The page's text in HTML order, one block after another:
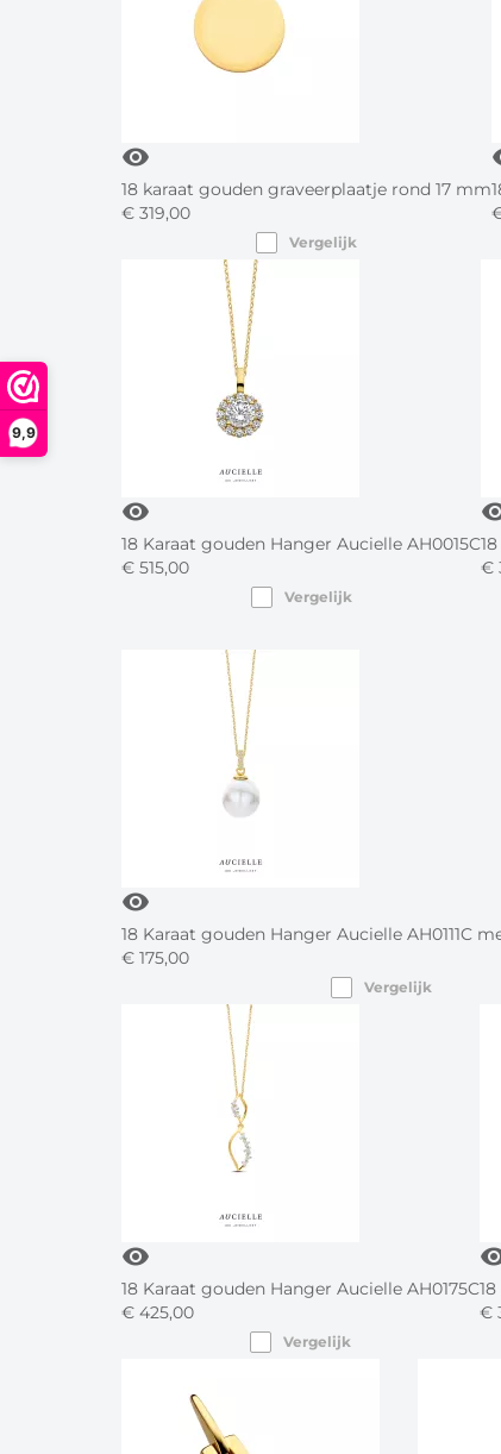
9,9
visibility
18 karaat gouden graveerplaatje rond 17 mm
€ 319,00
Vergelijk
visibility
18 Karaat gouden Hanger Aucielle AH0015C
€ 515,00
Vergelijk
€
visibility
18 Karaat gouden Hanger Aucielle AH0111C
€ 175,00
Vergelijk
visibility
18 Karaat gouden Hanger Aucielle AH0175C
€ 425,00
Vergelijk
€